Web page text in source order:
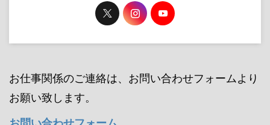
お仕事関係のご連絡は、お問い合わせフォームより
お願い致します。